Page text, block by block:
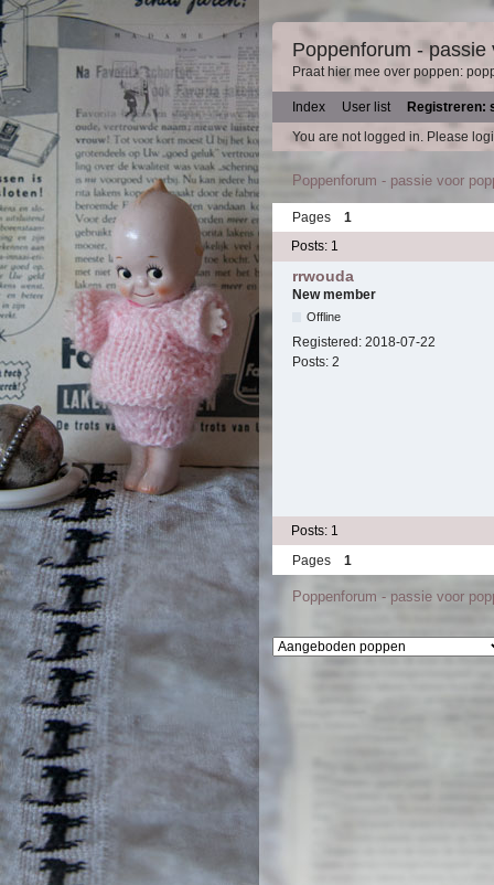
Poppenforum - passie
Praat hier mee over poppen:
Index User list
Registreren:
You are not logged in. Please
Poppenforum - passie voor
Pages
1
Posts: 1
rrwouda
New member
Offline
Registered: 2018-07-22
Posts: 2
Posts: 1
Pages
1
Poppenforum - passie voor